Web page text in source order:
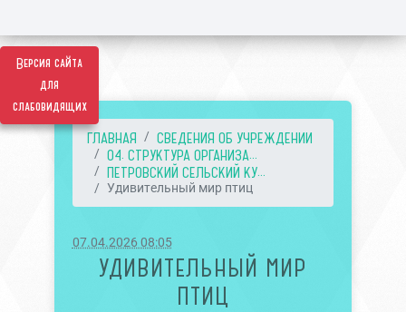
Версия сайта
для
слабовидящих
ГЛАВНАЯ
СВЕДЕНИЯ ОБ УЧРЕЖДЕНИИ
04. СТРУКТУРА ОРГАНИЗА...
ПЕТРОВСКИЙ СЕЛЬСКИЙ КУ...
Удивительный мир птиц
07.04.2026 08:05
УДИВИТЕЛЬНЫЙ МИР
ПТИЦ